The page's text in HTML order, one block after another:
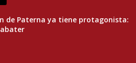
de Paterna ya tiene protagonista: